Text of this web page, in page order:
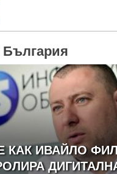
България
КАК ИВАЙЛО